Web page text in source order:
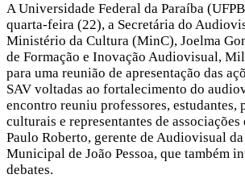
A Universidade Federal da Paraíba
quarta-feira (22), a Secretária do
Ministério da Cultura (MinC), Joelma
de Formação e Inovação Audiovisual,
para uma reunião de apresentação das
SAV voltadas ao fortalecimento do
encontro reuniu professores, estudantes,
culturais e representantes de associações
Paulo Roberto, gerente de Audiovisual
Municipal de João Pessoa, que também
debates.